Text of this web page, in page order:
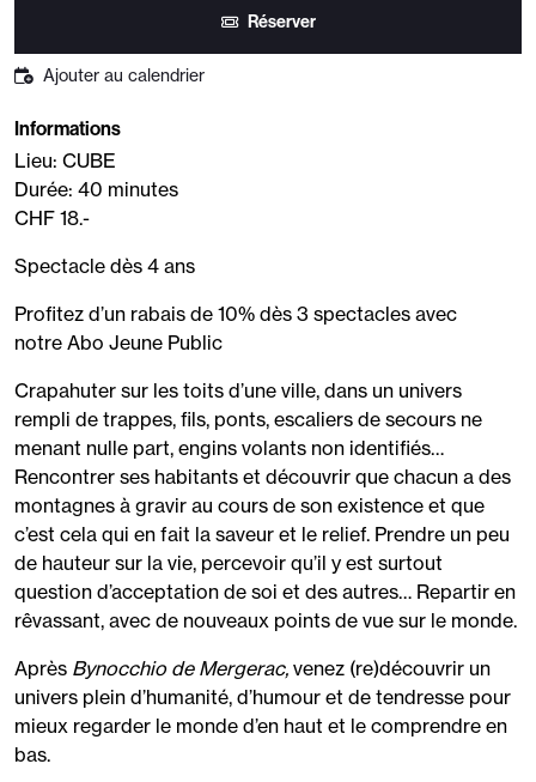
Réserver
Ajouter au calendrier
Informations
Lieu: CUBE
Durée: 40 minutes
CHF 18.-
Spectacle dès 4 ans
Profitez d’un rabais de 10% dès 3 spectacles avec
notre Abo Jeune Public
Crapahuter sur les toits d’une ville, dans un univers
rempli de trappes, fils, ponts, escaliers de secours ne
menant nulle part, engins volants non identifiés…
Rencontrer ses habitants et découvrir que chacun a des
montagnes à gravir au cours de son existence et que
c’est cela qui en fait la saveur et le relief. Prendre un peu
de hauteur sur la vie, percevoir qu’il y est surtout
question d’acceptation de soi et des autres… Repartir en
rêvassant, avec de nouveaux points de vue sur le monde.
Après Bynocchio de Mergerac, venez (re)découvrir un
univers plein d’humanité, d’humour et de tendresse pour
mieux regarder le monde d’en haut et le comprendre en
bas.